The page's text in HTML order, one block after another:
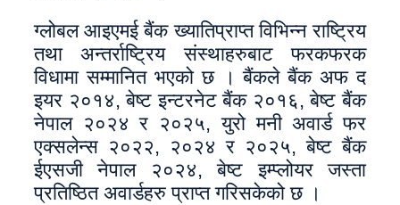
ग्लोबल आइएमई बैंक ख्यातिप्राप्त विभिन्न राष्ट्रिय
तथा अन्तर्राष्ट्रिय संस्थाहरुबाट फरकफरक
विधामा सम्मानित भएको छ । बैंकले बैंक अफ द
इयर २०१४, बेष्ट इन्टरनेट बैंक २०१६, बेष्ट बैंक
नेपाल २०२४ र २०२५, युरो मनी अवार्ड फर
एक्सलेन्स २०२२, २०२४ र २०२५, बेष्ट बैंक
ईएसजी नेपाल २०२४, बेष्ट इम्प्लोयर जस्ता
प्रतिष्ठित अवार्डहरु प्राप्त गरिसकेको छ ।